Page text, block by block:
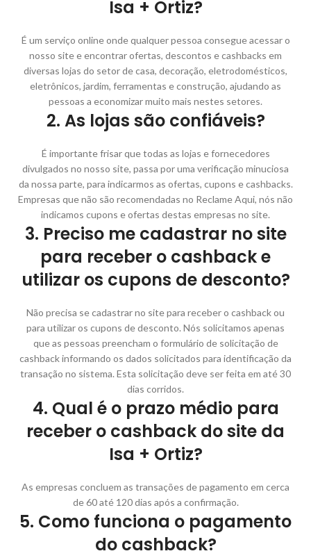
Isa + Ortiz?
É um serviço online onde qualquer pessoa consegue acessar o
nosso site e encontrar ofertas, descontos e cashbacks em
diversas lojas do setor de casa, decoração, eletrodomésticos,
eletrônicos, jardim, ferramentas e construção, ajudando as
pessoas a economizar muito mais nestes setores.
2. As lojas são confiáveis?
É importante frisar que todas as lojas e fornecedores
divulgados no nosso site, passa por uma verificação minuciosa
da nossa parte, para indicarmos as ofertas, cupons e cashbacks.
Empresas que não são recomendadas no Reclame Aqui, nós não
indicamos cupons e ofertas destas empresas no site.
3. Preciso me cadastrar no site
para receber o cashback e
utilizar os cupons de desconto?
Não precisa se cadastrar no site para receber o cashback ou
para utilizar os cupons de desconto. Nós solicitamos apenas
que as pessoas preencham o formulário de solicitação de
cashback informando os dados solicitados para identificação da
transação no sistema. Esta solicitação deve ser feita em até 30
dias corridos.
4. Qual é o prazo médio para
receber o cashback do site da
Isa + Ortiz?
As empresas concluem as transações de pagamento em cerca
de 60 até 120 dias após a confirmação.
5. Como funciona o pagamento
do cashback?